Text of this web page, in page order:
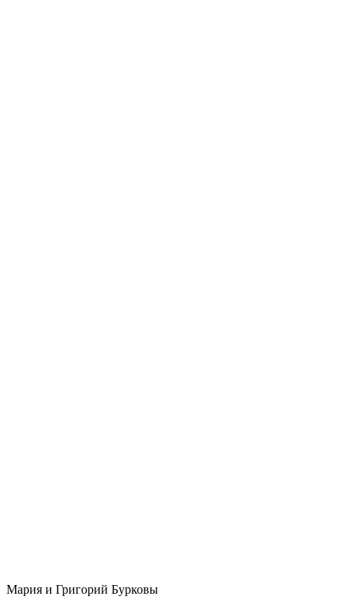
Мария и Григорий Бурковы